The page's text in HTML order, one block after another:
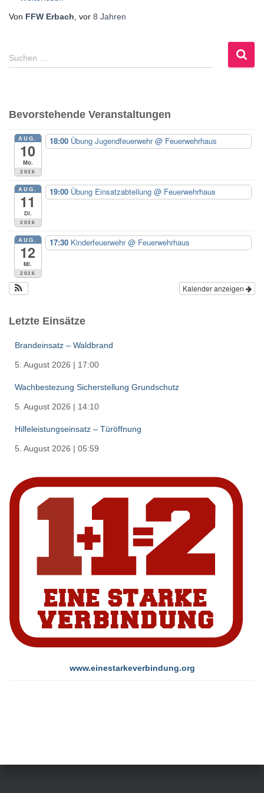
Von FFW Erbach , vor 8 Jahren
S
u
n
n
:
Suchen …
Bevorstehende Veranstaltungen
AUG.
10
Mo.
2026
18:00 Übung Jugendfeuerwehr@ Feuerwehrhaus
AUG.
11
Di.
2026
19:00 Übung Einsatzabteilung @ Feuerwehrhaus
AUG.
12
Mi.
2026
17:30 Kinderfeuerwehr@ Feuerwehrhaus
Kalender anzeigen
Letzte Einsätze
Brandeinsatz – Waldbrand
5. August 2026 | 17:00
Wachbestezung Sicherstellung Grundschutz
5. August 2026 | 14:10
Hilfeleistungseinsatz – Türöffnung
5. August 2026 | 05:59
www.einestarkeverbindung.org